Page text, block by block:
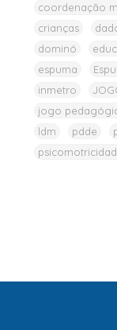
coordenação
crianças
dominó
espuma
inmetro
jogo
ldm
pdde